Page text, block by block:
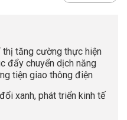
thị tăng cường thực hiện
đẩy chuyển dịch năng
tiện giao thông điện
xanh, phát triển kinh tế